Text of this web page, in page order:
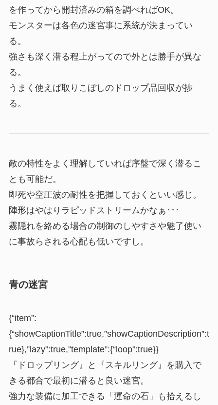
を作ってから開封済みの箱を調べればOK。
モンスターは各色の迷宮事に系統が決まってい
る。
強さも深く潜る程上がってので外とは勝手が異な
る。
うまく使えば取りこぼしのドロップ品回収が捗
る。
敵の特性をよく理解していれば序盤で深く潜るこ
とも可能だ。
即死や空圧波の耐性を把握しておくといい感じ。
陣形はやはりラピッドストリームかなぁ･･･
霧隠れを絡める場合の制御のしやすさや魅了使い
に事故らされる心配も低いですし。
青の迷宮
{“item”:
{“showCaptionTitle”:true,”showCaptionDescription”:t
rue},”lazy”:true,”template”:{“loop”:true}}
『ドロップリング』と『スキルリング』を購入で
きる都合で最初に潜ると良い迷宮。
強力な装備に加工できる「運命の石」も拾えるし